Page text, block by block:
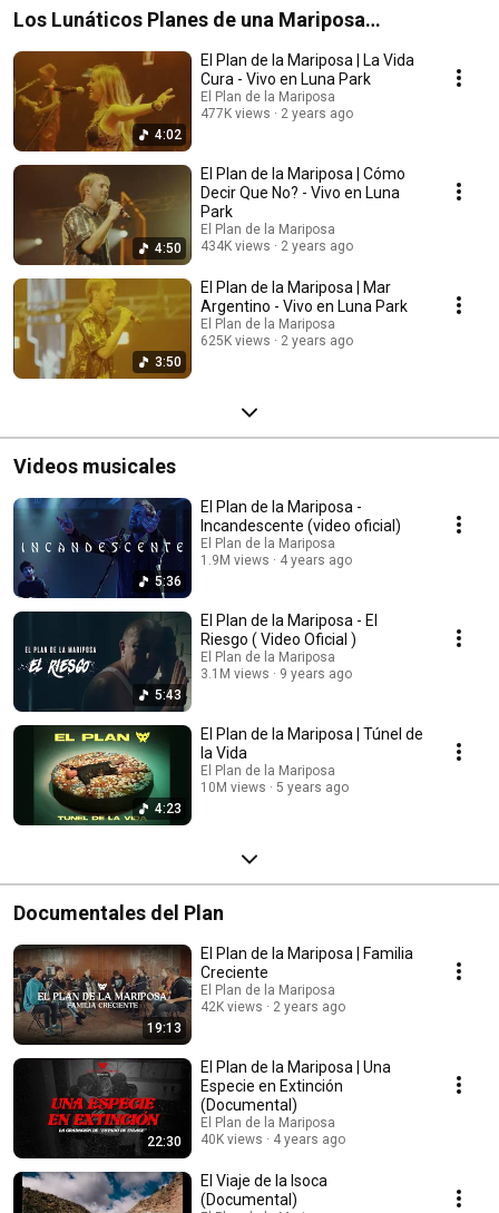
Los Lunáticos Planes de una Mariposa
Incandescente (Vivo en Luna Park)
4:02
El Plan de la Mariposa | La Vida
Cura - Vivo en Luna Park
El Plan de la Mariposa
477K views
2 years ago
4:50
El Plan de la Mariposa | Cómo
Decir Que No? - Vivo en Luna
Park
El Plan de la Mariposa
434K views
2 years ago
3:50
El Plan de la Mariposa | Mar
Argentino - Vivo en Luna Park
El Plan de la Mariposa
625K views
2 years ago
Videos musicales
5:36
El Plan de la Mariposa -
Incandescente (video oficial)
El Plan de la Mariposa
1.9M views
4 years ago
5:43
El Plan de la Mariposa - El
Riesgo ( Video Oficial )
El Plan de la Mariposa
3.1M views
9 years ago
4:23
El Plan de la Mariposa | Túnel de
la Vida
El Plan de la Mariposa
10M views
5 years ago
Documentales del Plan
19:13
El Plan de la Mariposa | Familia
Creciente
El Plan de la Mariposa
42K views
2 years ago
22:30
El Plan de la Mariposa | Una
Especie en Extinción
(Documental)
El Plan de la Mariposa
40K views
4 years ago
El Viaje de la Isoca
(Documental)